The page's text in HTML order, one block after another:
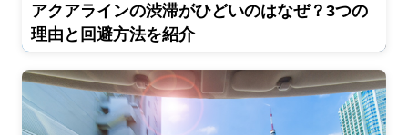
アクアラインの渋滞がひどいのはなぜ？3つの
理由と回避方法を紹介